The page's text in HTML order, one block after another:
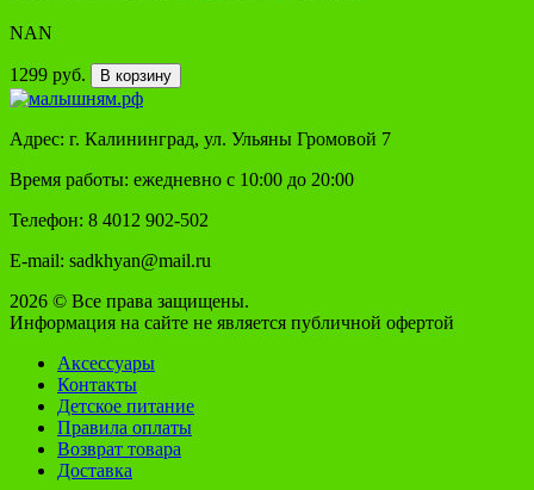
NAN
1299 руб. В корзину
Адрес: г. Калининград, ул. Ульяны Громовой 7
Время работы: ежедневно с 10:00 до 20:00
Телефон: 8 4012 902-502
E-mail: sadkhyan@mail.ru
2026 © Все права защищены.
Информация на сайте не является публичной офертой
Аксессуары
Контакты
Детское питание
Правила оплаты
Возврат товара
Доставка